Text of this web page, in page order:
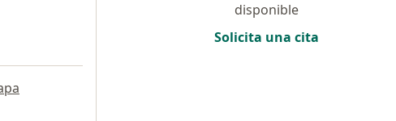
disponible
Solicita una cita